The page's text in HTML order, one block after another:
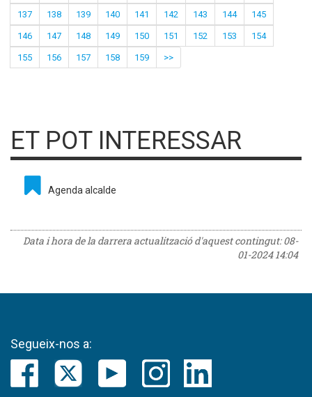
137 138 139 140 141 142 143 144 145
146 147 148 149 150 151 152 153 154
155 156 157 158 159 >>
ET POT INTERESSAR
Agenda alcalde
Data i hora de la darrera actualització d'aquest contingut:08-
01-2024 14:04
Segueix-nos a: